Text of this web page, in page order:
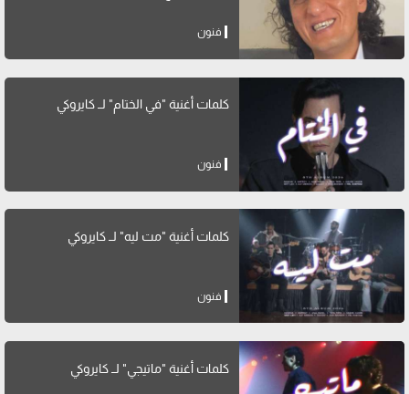
فنون
كلمات أغنية "في الختام" لــ كايروكي
فنون
كلمات أغنية "مت ليه" لــ كايروكي
فنون
كلمات أغنية "ماتيجي" لــ كايروكي